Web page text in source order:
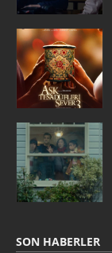
SON HABERLER